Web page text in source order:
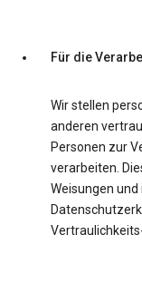
Für die
Wir stellen
anderen
Personen zur
verarbeiten.
Weisungen